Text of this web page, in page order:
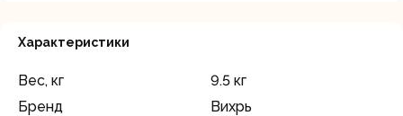
Характеристики
Вес, кг
9.5 кг
Бренд
Вихрь